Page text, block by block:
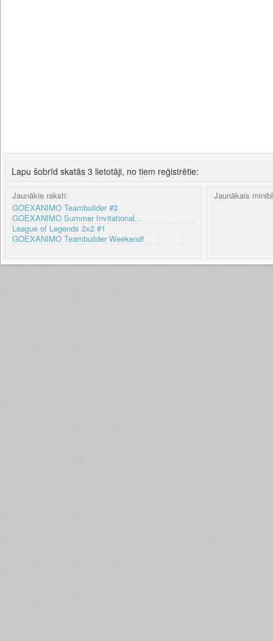
Lapu šobrīd skatās 3 lietotāji, no tiem reģistrētie:
Jaunākie raksti:
GOEXANIMO Teambuilder #3
GOEXANIMO Summer Invitational...
League of Legends 2x2 #1
GOEXANIMO Teambuilder Weekend!
Jaunākais